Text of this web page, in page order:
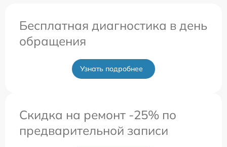
Бесплатная диагностика в день
обращения
Узнать подробнее
Скидка на ремонт -25% по
предварительной записи